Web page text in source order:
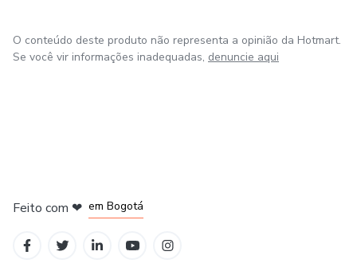
O conteúdo deste produto não representa a opinião da Hotmart.
Se você vir informações inadequadas, denuncie aqui
Feito com ❤ em Bogotá